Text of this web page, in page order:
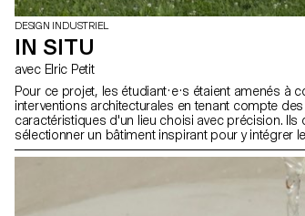
DESIGN INDUSTRIEL
IN SITU
avec Elric Petit
Pour ce projet, les étudiant·e·s étaient amenés à
interventions architecturales en tenant compte des
caractéristiques d'un lieu choisi avec précision. Ils
sélectionner un bâtiment inspirant pour y intégrer
intervention, en pensant à en améliorer la
protéger de l'usure. Dans le cadre de cet exercice,
étaient invités à agir comme des «chirurgiens», en
projets au «corps» du bâtiment, comme des
projets devaient être amovibles et non fixés de